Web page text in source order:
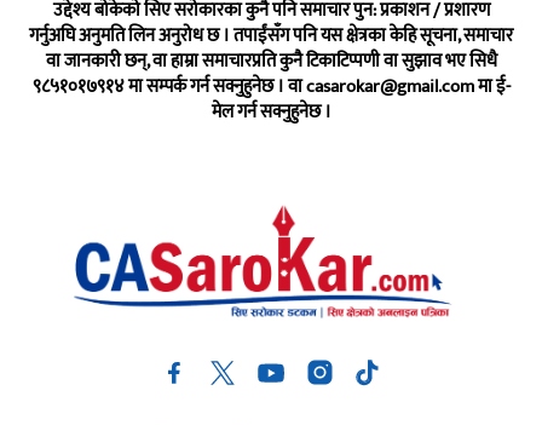
उद्देश्य बोकेको सिए सरोकारका कुनै पनि समाचार पुन: प्रकाशन / प्रशारण
गर्नुअघि अनुमति लिन अनुरोध छ । तपाईंसँग पनि यस क्षेत्रका केहि सूचना, समाचार
वा जानकारी छन्, वा हाम्रा समाचारप्रति कुनै टिकाटिप्पणी वा सुझाव भए सिधै
९८५१०१७९१४ मा सम्पर्क गर्न सक्नुहुनेछ । वाcasarokar@gmail.comमा ई-
मेल गर्न सक्नुहुनेछ ।